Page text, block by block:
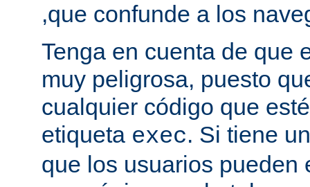
,que confunde a los
Tenga en cuenta de que
muy peligrosa, puesto
cualquier código que
etiqueta exec. Si tiene
que los usuarios pueden